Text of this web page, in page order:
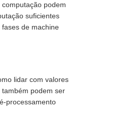
podem
suficientes
de machine
lidar com valores
podem ser
processamento